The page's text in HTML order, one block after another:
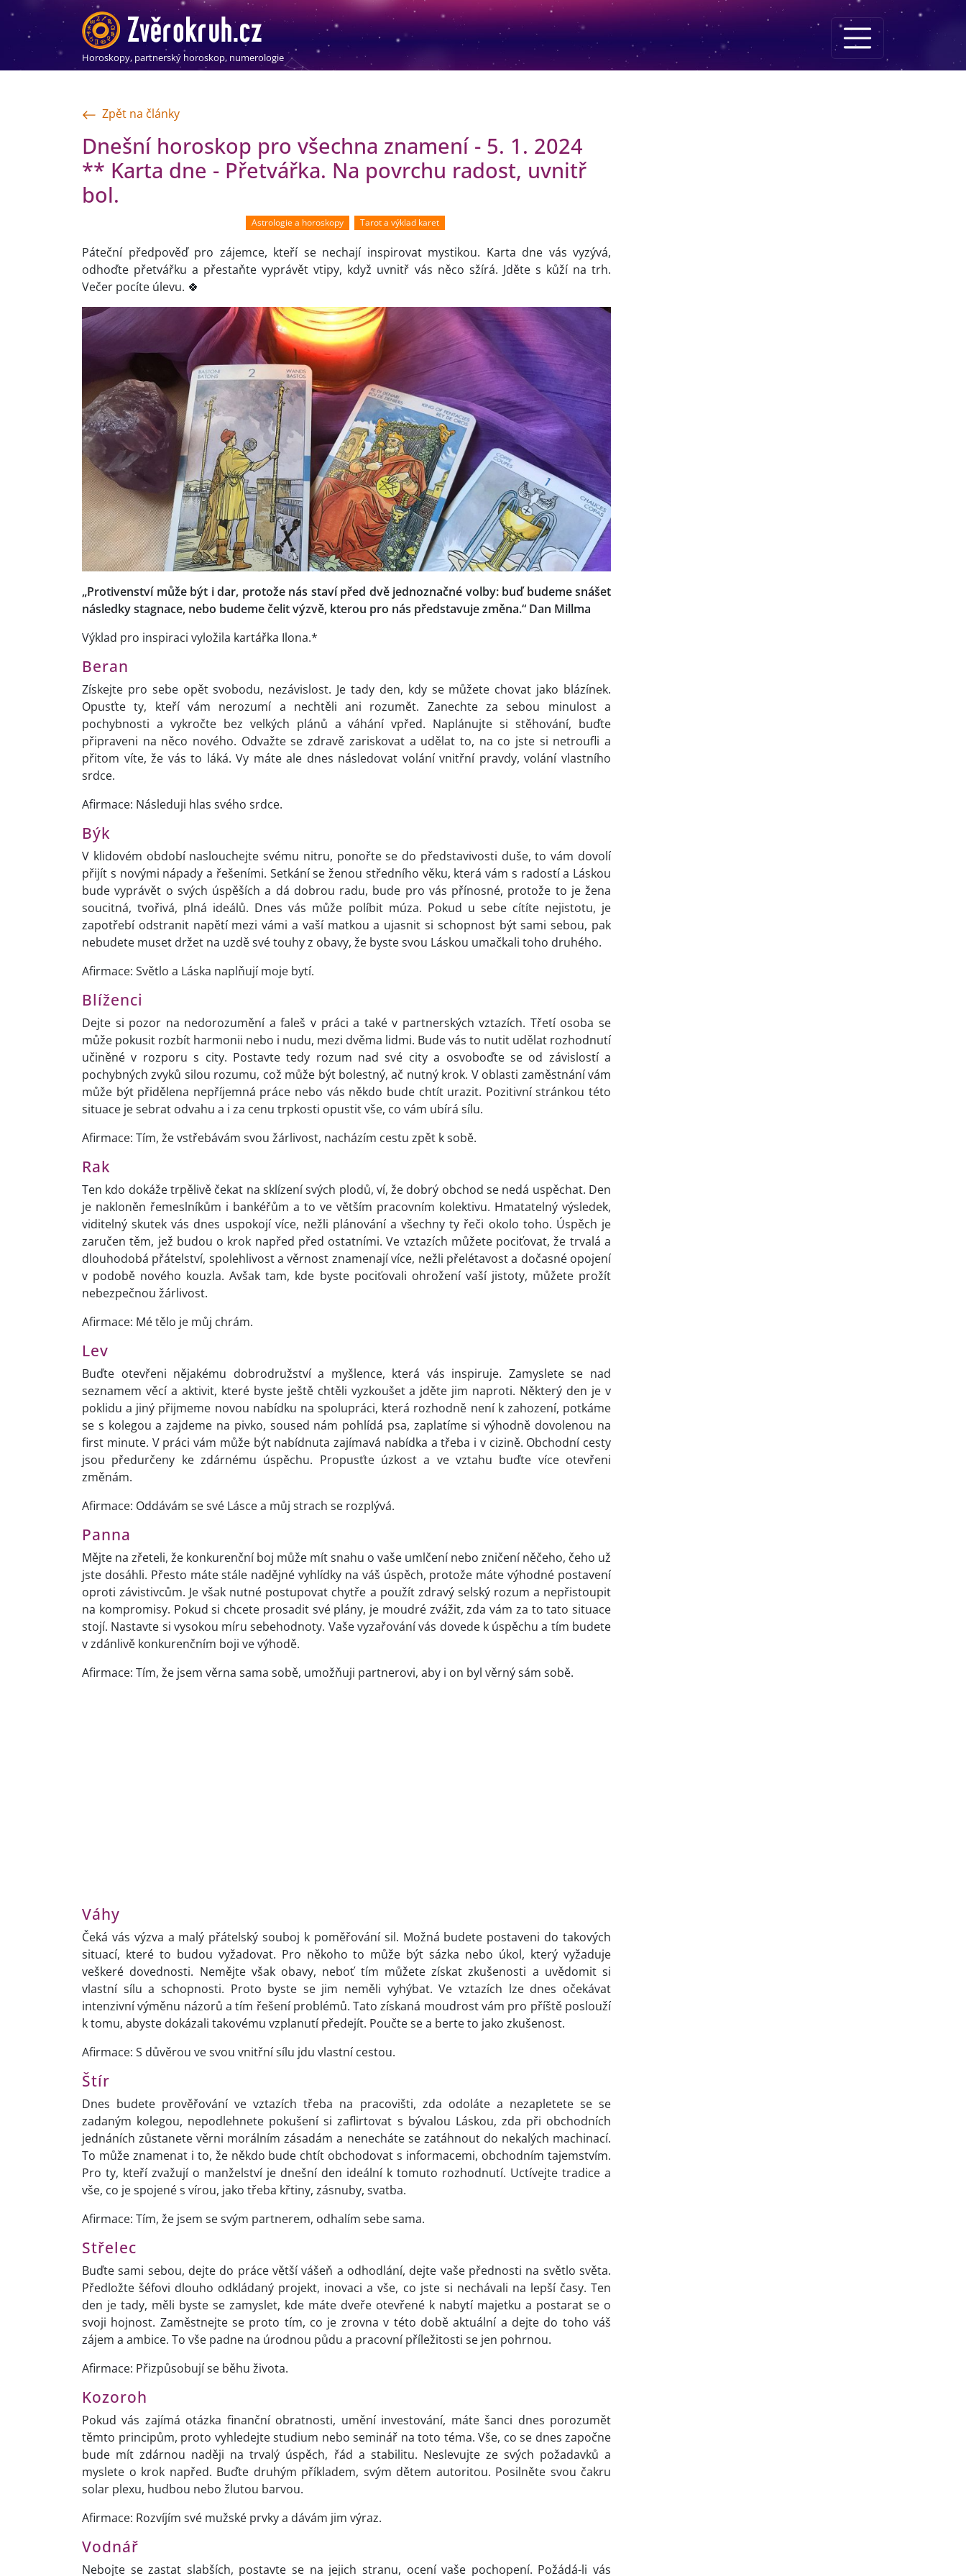
Horoskopy, partnerský horoskop, numerologie
Zpět na články
Dnešní horoskop pro všechna znamení - 5. 1. 2024
** Karta dne - Přetvářka. Na povrchu radost, uvnitř
bol.
Astrologie a horoskopy Tarot a výklad karet
Páteční předpověď pro zájemce, kteří se nechají inspirovat mystikou. Karta dne vás vyzývá,
odhoďte přetvářku a přestaňte vyprávět vtipy, když uvnitř vás něco sžírá. Jděte s kůží na trh.
Večer pocíte úlevu. 🍀
„Protivenství může být i dar, protože nás staví před dvě jednoznačné volby: buď budeme snášet
následky stagnace, nebo budeme čelit výzvě, kterou pro nás představuje změna.“ Dan Millma
Výklad pro inspiraci vyložila kartářka Ilona.*
Beran
Získejte pro sebe opět svobodu, nezávislost. Je tady den, kdy se můžete chovat jako blázínek.
Opusťte ty, kteří vám nerozumí a nechtěli ani rozumět. Zanechte za sebou minulost a
pochybnosti a vykročte bez velkých plánů a váhání vpřed. Naplánujte si stěhování, buďte
připraveni na něco nového. Odvažte se zdravě zariskovat a udělat to, na co jste si netroufli a
přitom víte, že vás to láká. Vy máte ale dnes následovat volání vnitřní pravdy, volání vlastního
srdce.
Afirmace: Následuji hlas svého srdce.
Býk
V klidovém období naslouchejte svému nitru, ponořte se do představivosti duše, to vám dovolí
přijít s novými nápady a řešeními. Setkání se ženou středního věku, která vám s radostí a Láskou
bude vyprávět o svých úspěších a dá dobrou radu, bude pro vás přínosné, protože to je žena
soucitná, tvořivá, plná ideálů. Dnes vás může políbit múza. Pokud u sebe cítíte nejistotu, je
zapotřebí odstranit napětí mezi vámi a vaší matkou a ujasnit si schopnost být sami sebou, pak
nebudete muset držet na uzdě své touhy z obavy, že byste svou Láskou umačkali toho druhého.
Afirmace: Světlo a Láska naplňují moje bytí.
Blíženci
Dejte si pozor na nedorozumění a faleš v práci a také v partnerských vztazích. Třetí osoba se
může pokusit rozbít harmonii nebo i nudu, mezi dvěma lidmi. Bude vás to nutit udělat rozhodnutí
učiněné v rozporu s city. Postavte tedy rozum nad své city a osvoboďte se od závislostí a
pochybných zvyků silou rozumu, což může být bolestný, ač nutný krok. V oblasti zaměstnání vám
může být přidělena nepříjemná práce nebo vás někdo bude chtít urazit. Pozitivní stránkou této
situace je sebrat odvahu a i za cenu trpkosti opustit vše, co vám ubírá sílu.
Afirmace: Tím, že vstřebávám svou žárlivost, nacházím cestu zpět k sobě.
Rak
Ten kdo dokáže trpělivě čekat na sklízení svých plodů, ví, že dobrý obchod se nedá uspěchat. Den
je nakloněn řemeslníkům i bankéřům a to ve větším pracovním kolektivu. Hmatatelný výsledek,
viditelný skutek vás dnes uspokojí více, nežli plánování a všechny ty řeči okolo toho. Úspěch je
zaručen těm, jež budou o krok napřed před ostatními. Ve vztazích můžete pociťovat, že trvalá a
dlouhodobá přátelství, spolehlivost a věrnost znamenají více, nežli přelétavost a dočasné opojení
v podobě nového kouzla. Avšak tam, kde byste pociťovali ohrožení vaší jistoty, můžete prožít
nebezpečnou žárlivost.
Afirmace: Mé tělo je můj chrám.
Lev
Buďte otevřeni nějakému dobrodružství a myšlence, která vás inspiruje. Zamyslete se nad
seznamem věcí a aktivit, které byste ještě chtěli vyzkoušet a jděte jim naproti. Některý den je v
poklidu a jiný přijmeme novou nabídku na spolupráci, která rozhodně není k zahození, potkáme
se s kolegou a zajdeme na pivko, soused nám pohlídá psa, zaplatíme si výhodně dovolenou na
first minute. V práci vám může být nabídnuta zajímavá nabídka a třeba i v cizině. Obchodní cesty
jsou předurčeny ke zdárnému úspěchu. Propusťte úzkost a ve vztahu buďte více otevřeni
změnám.
Afirmace: Oddávám se své Lásce a můj strach se rozplývá.
Panna
Mějte na zřeteli, že konkurenční boj může mít snahu o vaše umlčení nebo zničení něčeho, čeho už
jste dosáhli. Přesto máte stále nadějné vyhlídky na váš úspěch, protože máte výhodné postavení
oproti závistivcům. Je však nutné postupovat chytře a použít zdravý selský rozum a nepřistoupit
na kompromisy. Pokud si chcete prosadit své plány, je moudré zvážit, zda vám za to tato situace
stojí. Nastavte si vysokou míru sebehodnoty. Vaše vyzařování vás dovede k úspěchu a tím budete
v zdánlivě konkurenčním boji ve výhodě.
Afirmace: Tím, že jsem věrna sama sobě, umožňuji partnerovi, aby i on byl věrný sám sobě.
Váhy
Čeká vás výzva a malý přátelský souboj k poměřování sil. Možná budete postaveni do takových
situací, které to budou vyžadovat. Pro někoho to může být sázka nebo úkol, který vyžaduje
veškeré dovednosti. Nemějte však obavy, neboť tím můžete získat zkušenosti a uvědomit si
vlastní sílu a schopnosti. Proto byste se jim neměli vyhýbat. Ve vztazích lze dnes očekávat
intenzivní výměnu názorů a tím řešení problémů. Tato získaná moudrost vám pro příště poslouží
k tomu, abyste dokázali takovému vzplanutí předejít. Poučte se a berte to jako zkušenost.
Afirmace: S důvěrou ve svou vnitřní sílu jdu vlastní cestou.
Štír
Dnes budete prověřování ve vztazích třeba na pracovišti, zda odoláte a nezapletete se se
zadaným kolegou, nepodlehnete pokušení si zaflirtovat s bývalou Láskou, zda při obchodních
jednáních zůstanete věrni morálním zásadám a nenecháte se zatáhnout do nekalých machinací.
To může znamenat i to, že někdo bude chtít obchodovat s informacemi, obchodním tajemstvím.
Pro ty, kteří zvažují o manželství je dnešní den ideální k tomuto rozhodnutí. Uctívejte tradice a
vše, co je spojené s vírou, jako třeba křtiny, zásnuby, svatba.
Afirmace: Tím, že jsem se svým partnerem, odhalím sebe sama.
Střelec
Buďte sami sebou, dejte do práce větší vášeň a odhodlání, dejte vaše přednosti na světlo světa.
Předložte šéfovi dlouho odkládaný projekt, inovaci a vše, co jste si nechávali na lepší časy. Ten
den je tady, měli byste se zamyslet, kde máte dveře otevřené k nabytí majetku a postarat se o
svoji hojnost. Zaměstnejte se proto tím, co je zrovna v této době aktuální a dejte do toho váš
zájem a ambice. To vše padne na úrodnou půdu a pracovní příležitosti se jen pohrnou.
Afirmace: Přizpůsobují se běhu života.
Kozoroh
Pokud vás zajímá otázka finanční obratnosti, umění investování, máte šanci dnes porozumět
těmto principům, proto vyhledejte studium nebo seminář na toto téma. Vše, co se dnes započne
bude mít zdárnou naději na trvalý úspěch, řád a stabilitu. Neslevujte ze svých požadavků a
myslete o krok napřed. Buďte druhým příkladem, svým dětem autoritou. Posilněte svou čakru
solar plexu, hudbou nebo žlutou barvou.
Afirmace: Rozvíjím své mužské prvky a dávám jim výraz.
Vodnář
Nebojte se zastat slabších, postavte se na jejich stranu, ocení vaše pochopení. Požádá-li vás